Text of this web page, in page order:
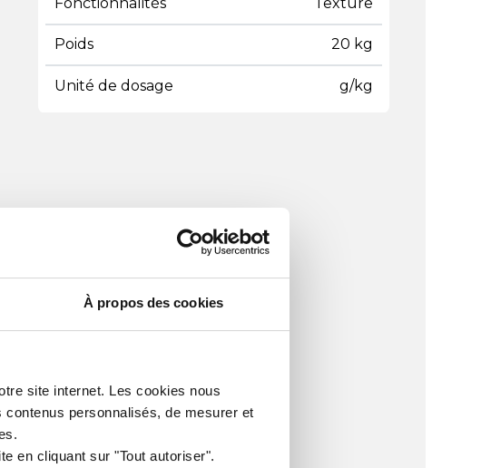
À propos des cookies
site internet. Les cookies nous
personnalisés, de mesurer et
en cliquant sur "Tout autoriser".
Poids 20 kg
Unité de dosage g/kg